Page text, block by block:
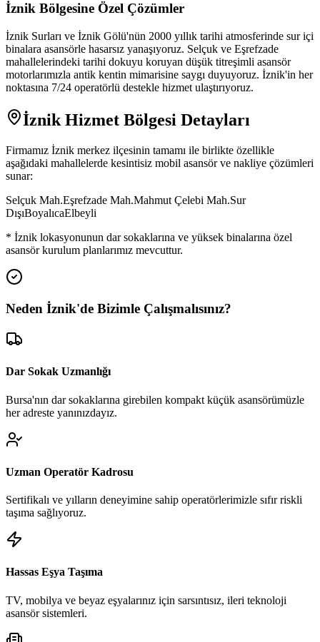
İznik Bölgesine Özel Çözümler
İznik Surları ve İznik Gölü'nün 2000 yıllık tarihi atmosferinde sur içi
binalara asansörle hasarsız yanaşıyoruz. Selçuk ve Eşrefzade
mahallelerindeki tarihi dokuyu koruyan düşük titreşimli asansör
motorlarımızla antik kentin mimarisine saygı duyuyoruz. İznik'in her
noktasına 7/24 operatörlü destekle hizmet ulaştırıyoruz.
İznik Hizmet Bölgesi Detayları
Firmamız İznik merkez ilçesinin tamamı ile birlikte özellikle
aşağıdaki mahallelerde kesintisiz mobil asansör ve nakliye çözümleri
sunar:
Selçuk Mah.Eşrefzade Mah.Mahmut Çelebi Mah.Sur
DışıBoyalıcaElbeyli
* İznik lokasyonunun dar sokaklarına ve yüksek binalarına özel
asansör kurulum planlarımız mevcuttur.
Neden İznik'de Bizimle Çalışmalısınız?
Dar Sokak Uzmanlığı
Bursa'nın dar sokaklarına girebilen kompakt küçük asansörümüzle
her adreste yanınızdayız.
Uzman Operatör Kadrosu
Sertifikalı ve yılların deneyimine sahip operatörlerimizle sıfır riskli
taşıma sağlıyoruz.
Hassas Eşya Taşıma
TV, mobilya ve beyaz eşyalarınız için sarsıntısız, ileri teknoloji
asansör sistemleri.